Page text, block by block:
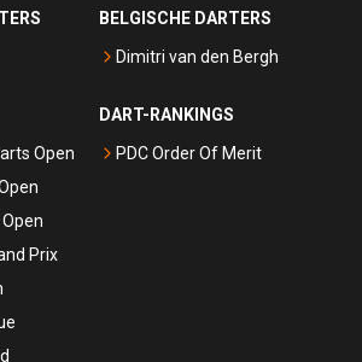
BELGISCHE DARTERS
Dimitri van den Bergh
Open
Prix
DART-RANKINGS
PDC Order Of Merit